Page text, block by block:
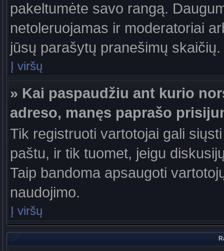
pakeltumėte savo rangą.
netoleruojamas ir moderatoriai
jūsų parašytų pranešimų skaičių.
Į viršų
» Kai paspaudžiu ant kurio
adreso, manęs paprašo
Tik registruoti vartotojai gali
paštu, ir tik tuomet, jeigu
Taip bandoma apsaugoti
naudojimo.
Į viršų